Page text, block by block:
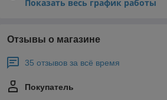
Показать весь график работы
Отзывы о магазине
35 отзывов за всё время
Покупатель